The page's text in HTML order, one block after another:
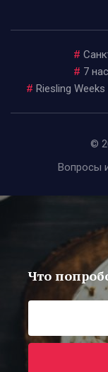
#
# 7
# Riesling
©
Вопросы
Что